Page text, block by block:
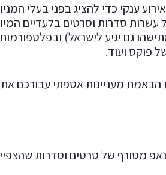
ענקי כדי להציג בפני בעלי
סדרות וסרטים בלעדיים
גם יגיע לישראל)
מטורף של סרטים וסדרות